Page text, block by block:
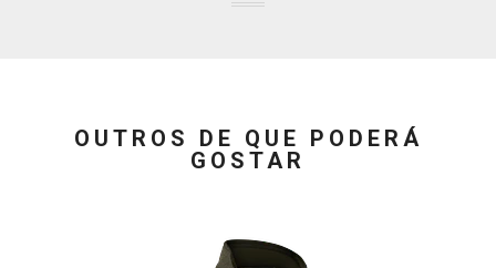
OUTROS DE QUE PODERÁ
GOSTAR